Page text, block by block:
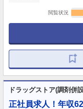
閲覧状況
ドラッグストア(調剤併
正社員求人！年収